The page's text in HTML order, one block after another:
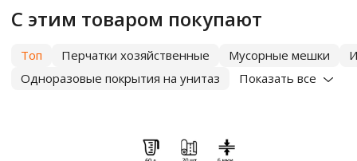
С этим товаром покупают
Топ Перчатки хозяйственные Мусорные мешки
Одноразовые покрытия на унитаз
Показать все